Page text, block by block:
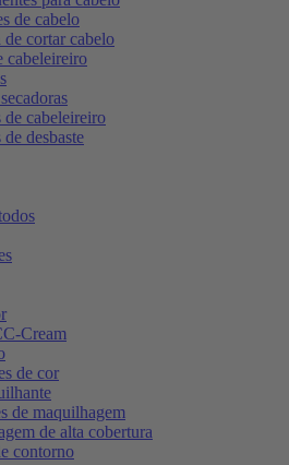
de cabelo
de cortar cabelo
cabeleireiro
de cabeleireiro
de desbaste
Cream
de cor
de maquilhagem
de alta cobertura
contorno